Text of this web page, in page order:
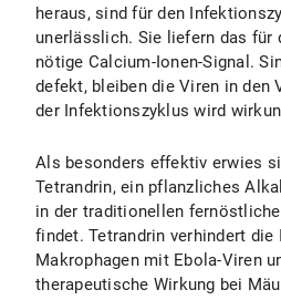
heraus, sind für den
unerlässlich. Sie liefern das für
nötige Calcium-Ionen-Signal.
defekt, bleiben die Viren in den
der Infektionszyklus wird
Als besonders effektiv erwies
Tetrandrin, ein pflanzliches
in der traditionellen
findet. Tetrandrin verhindert die
Makrophagen mit Ebola-Viren
therapeutische Wirkung bei